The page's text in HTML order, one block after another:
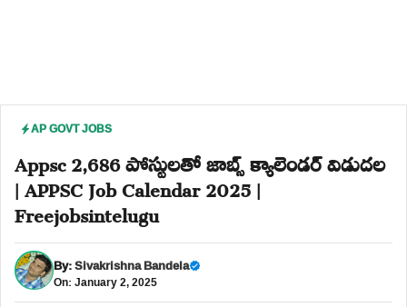
AP GOVT JOBS
Appsc 2,686 పోస్టులతో జాబ్స్ క్యాలెండర్ విడుదల
| APPSC Job Calendar 2025 |
Freejobsintelugu
By:Sivakrishna Bandela
On: January 2, 2025